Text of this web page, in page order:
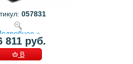
057831
»
811 руб.
В